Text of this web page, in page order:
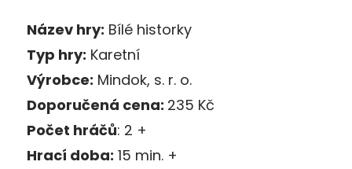
Název hry: Bílé historky
Typ hry: Karetní
Výrobce: Mindok, s. r. o.
Doporučená cena: 235 Kč
Počet hráčů: 2 +
Hrací doba: 15 min. +